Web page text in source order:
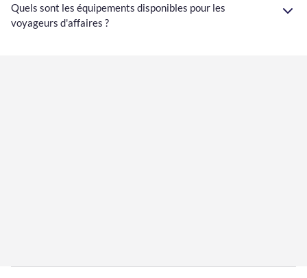
Quels sont les équipements disponibles pour les
voyageurs d'affaires ?